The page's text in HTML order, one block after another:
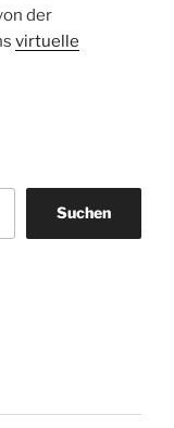
der
virtuelle
Suchen